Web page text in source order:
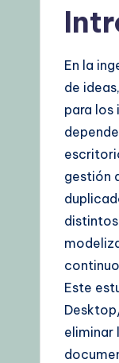
A
w
En la
de
para los
gestión
Este
eliminar